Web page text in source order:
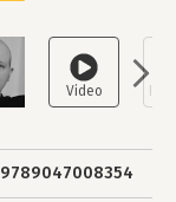
9789047008354